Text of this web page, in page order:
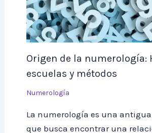
Origen de la numerología:
escuelas y métodos
Numerología
La numerología es una
que busca encontrar una